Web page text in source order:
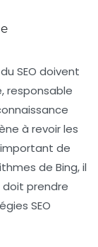
SEO doivent
responsable
à revoir les
important de
de Bing, il
doit prendre
SEO